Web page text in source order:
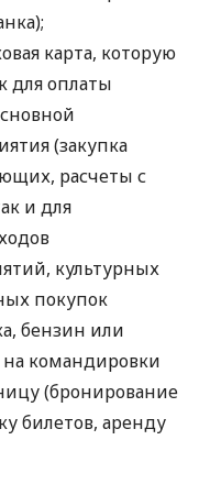
карта, которую
для оплаты
(закупка
расчеты с
и для
культурных
покупок
бензин или
на командировки
(бронирование
билетов, аренду